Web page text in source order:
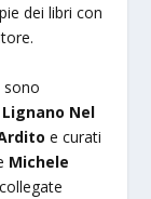
dei libri con
sono
Nel
e curati
Michele